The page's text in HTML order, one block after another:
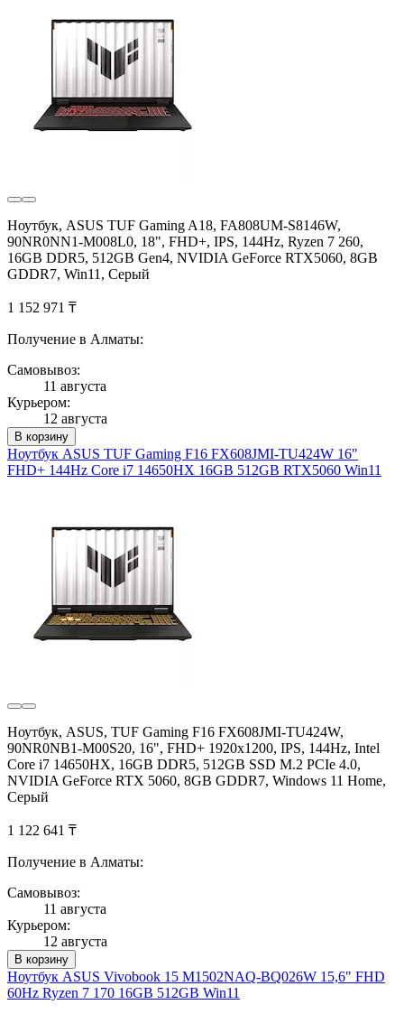
Ноутбук, ASUS TUF Gaming A18, FA808UM-S8146W,
90NR0NN1-M008L0, 18", FHD+, IPS, 144Hz, Ryzen 7 260,
16GB DDR5, 512GB Gen4, NVIDIA GeForce RTX5060, 8GB
GDDR7, Win11, Серый
1 152 971 ₸
Получение в Алматы:
Самовывоз:
11 августа
Курьером:
12 августа
В корзину
Ноутбук ASUS TUF Gaming F16 FX608JMI-TU424W 16"
FHD+ 144Hz Core i7 14650HX 16GB 512GB RTX5060 Win11
Ноутбук, ASUS, TUF Gaming F16 FX608JMI-TU424W,
90NR0NB1-M00S20, 16", FHD+ 1920x1200, IPS, 144Hz, Intel
Core i7 14650HX, 16GB DDR5, 512GB SSD M.2 PCIe 4.0,
NVIDIA GeForce RTX 5060, 8GB GDDR7, Windows 11 Home,
Серый
1 122 641 ₸
Получение в Алматы:
Самовывоз:
11 августа
Курьером:
12 августа
В корзину
Ноутбук ASUS Vivobook 15 M1502NAQ-BQ026W 15,6" FHD
60Hz Ryzen 7 170 16GB 512GB Win11